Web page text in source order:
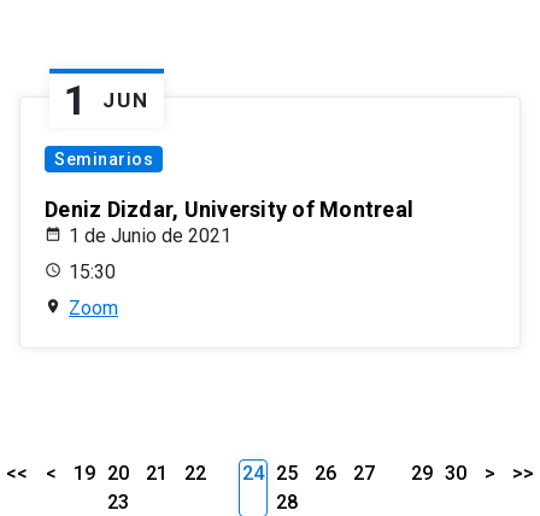
1 JUN
Seminarios
Deniz Dizdar, University of Montreal
1 de Junio de 2021
15:30
Zoom
<< < 19 20 21
22
23
24 25 26
27
28
29 30 > >>